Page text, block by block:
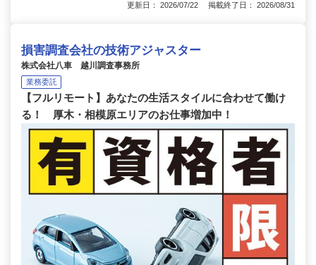
更新日： 2026/07/22 掲載終了日： 2026/08/31
損害調査会社の技術アジャスター
株式会社八車 越川調査事務所
業務委託
【フルリモート】あなたの生活スタイルに合わせて働け
る！ 厚木・相模原エリアのお仕事増加中！